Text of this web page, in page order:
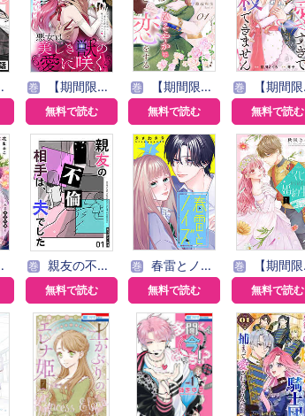
巻 【期間限定無料】悪女は美しき獣の愛に咲く（単話版）
無料で読む
巻 【期間限定無料】本好き令嬢は敏腕公爵様とひそやかに恋をする
無料で読む
巻 【期間限定無料】敵国の公爵様に愛されすぎて暗殺できません！
無料で読む
巻 親友の不倫相手は、夫でした【単話版】
無料で読む
巻 春雷とノイズ【単話版】
無料で読む
巻 【期間限定無料】「くじ」から始まる婚約生活～厳正なる抽選の結果、笑わない次期公爵様の婚約者に当選しました～
無料で読む